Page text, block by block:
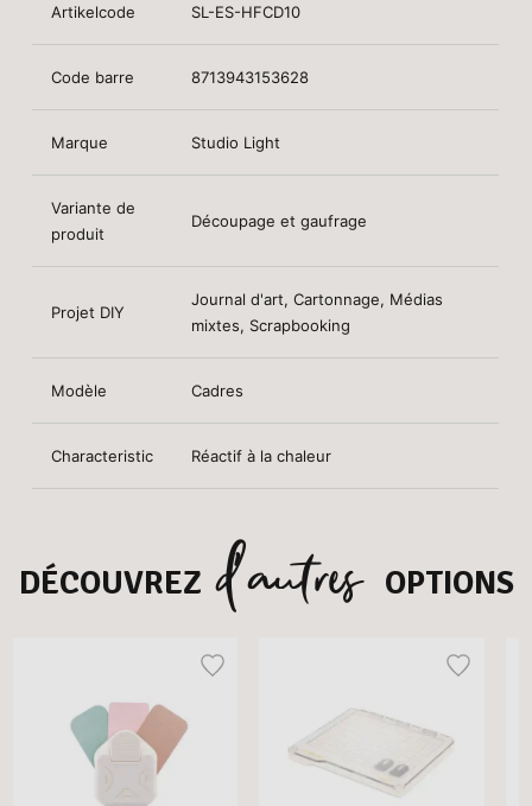
Artikelcode SL-ES-HFCD10
Code barre 8713943153628
Marque Studio Light
Variante de
produit
Découpage et gaufrage
Projet DIY
Journal d'art, Cartonnage, Médias
mixtes, Scrapbooking
Modèle Cadres
Characteristic Réactif à la chaleur
DÉCOUVREZ d’autres OPTIONS